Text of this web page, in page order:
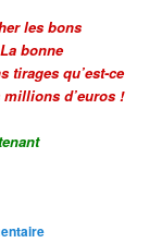
les bons
bonne
tirages qu’est-ce
millions d’euros !